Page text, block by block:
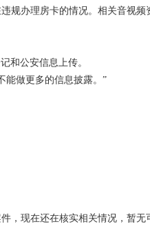
规办理房卡的情况。相关音视频
和公安信息上传。
能做更多的信息披露。”
，现在还在核实相关情况，暂无